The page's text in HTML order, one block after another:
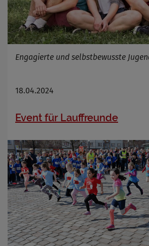
Engagierte und selbstbewusste
18.04.2024
Event für Lauffreunde